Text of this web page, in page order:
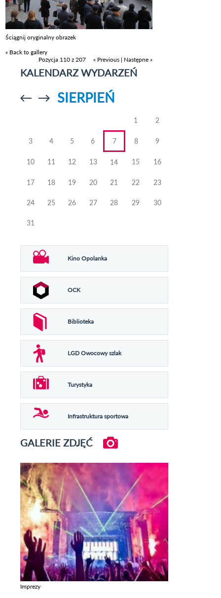
Ściągnij oryginalny obrazek
« Back to gallery
Pozycja 110 z 207
« Previous | Następne »
KALENDARZ WYDARZEŃ
Przejdź doPrzejdź do
SIERPIEŃ
1 2
3 4 5 6 7 8 9
10 11 12 13 14 15 16
17 18 19 20 21 22 23
24 25 26 27 28 29 30
31
Kino Opolanka
OCK
Biblioteka
LGD Owocowy szlak
Turystyka
Infrastruktura sportowa
GALERIE ZDJĘĆ
Imprezy